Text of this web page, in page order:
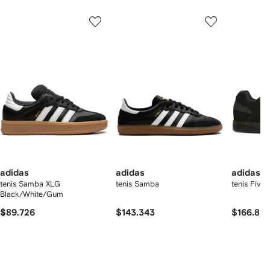
adidas
tenis Samba XLG
Black/White/Gum
$89.726
adidas
tenis Samba
$143.343
adidas
tenis Five
$166.834